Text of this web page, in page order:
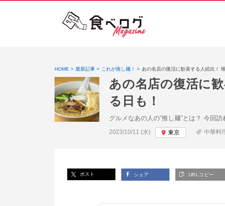
HOME 最新記事 これが推し麺！ あの名店の復活に歓喜する人続出！
あの名店の復活に
る日も！
グルメなあの人の“推し麺”とは？ 今回
投稿日:
2023/10/11 (水) 東京 中華料
ポスト シェア URLコピー